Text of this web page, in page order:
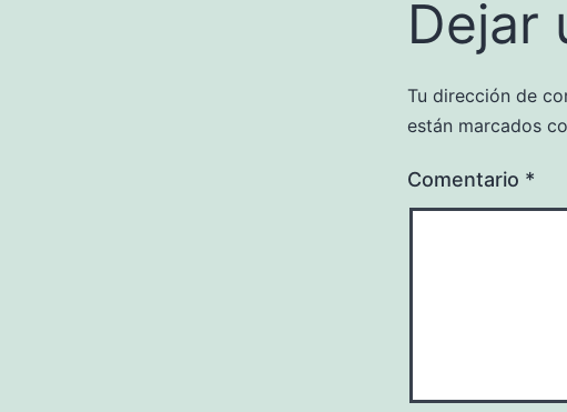
Dejar
Tu dirección de
están marcados
Comentario *